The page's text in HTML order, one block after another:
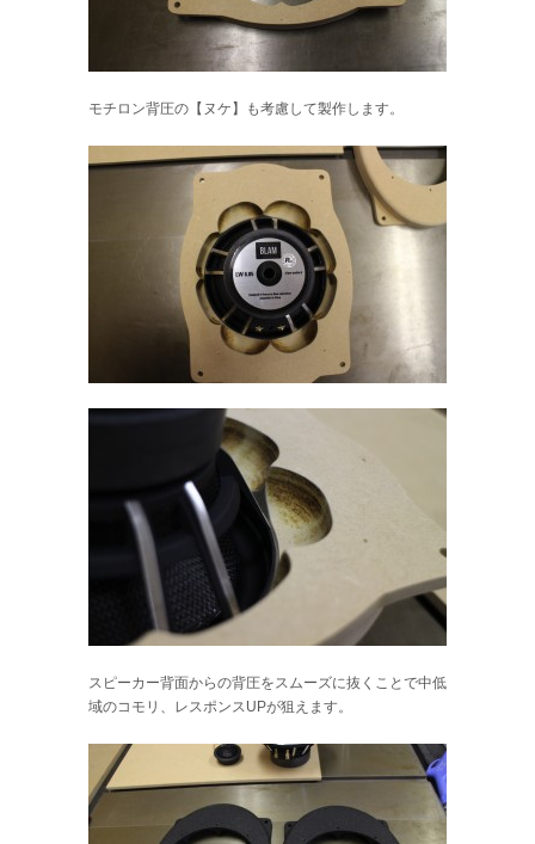
モチロン背圧の【ヌケ】も考慮して製作します。
スピーカー背面からの背圧をスムーズに抜くことで中低
域のコモリ、レスポンスUPが狙えます。